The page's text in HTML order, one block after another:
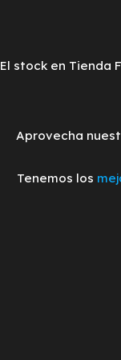
El stock en Tienda
Aprovecha
Tenemos los